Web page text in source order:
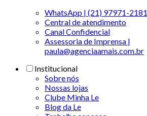
WhatsApp | (21) 97971-2181
Central de atendimento
Canal Confidencial
Assessoria de Imprensa |
paula@agenciaamais.com.br
Institucional
Sobre nós
Nossas lojas
Clube Minha Le
Blog da Le